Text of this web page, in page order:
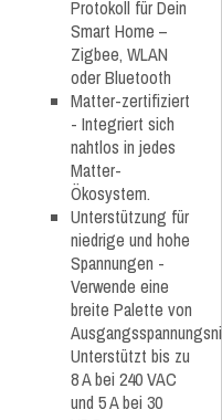
Protokoll für Dein
Smart Home –
Zigbee, WLAN
oder Bluetooth
Matter-zertifiziert
- Integriert sich
nahtlos in jedes
Matter-
Ökosystem.
Unterstützung für
niedrige und hohe
Spannungen -
Verwende eine
breite Palette von
Unterstützt bis zu
8 A bei 240 VAC
und 5 A bei 30